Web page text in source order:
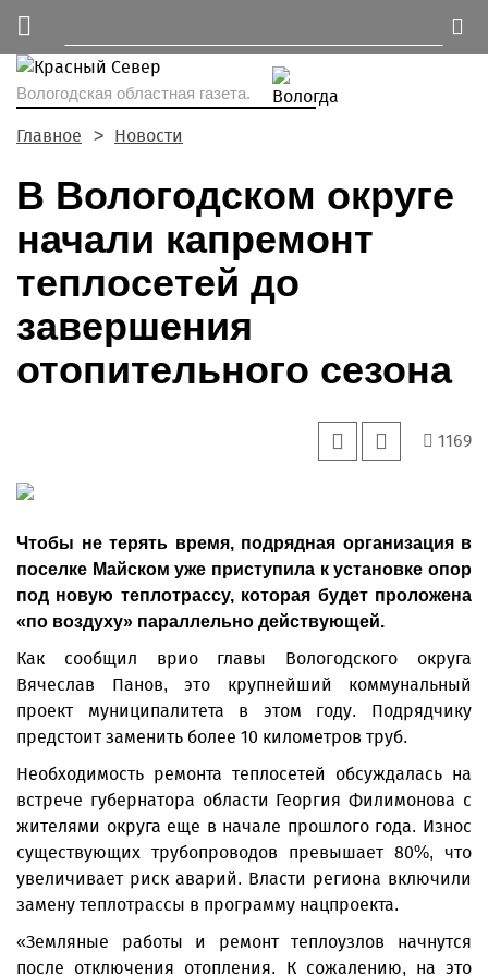
Вологодская областная газета.
Главное Новости
В Вологодском округе
начали капремонт
теплосетей до
завершения
отопительного сезона
1169
Чтобы не терять время, подрядная организация в
поселке Майском уже приступила к установке опор
под новую теплотрассу, которая будет проложена
«по воздуху» параллельно действующей.
Как сообщил врио главы Вологодского округа
Вячеслав Панов, это крупнейший коммунальный
проект муниципалитета в этом году. Подрядчику
предстоит заменить более 10 километров труб.
Необходимость ремонта теплосетей обсуждалась на
встрече губернатора области Георгия Филимонова с
жителями округа еще в начале прошлого года. Износ
существующих трубопроводов превышает 80%, что
увеличивает риск аварий. Власти региона включили
замену теплотрассы в программу нацпроекта.
«Земляные работы и ремонт теплоузлов начнутся
после отключения отопления. К сожалению, на это